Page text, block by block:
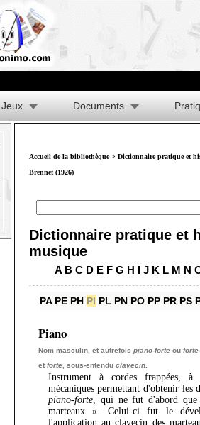
Jeux Documents
Accueil de la bibliothèque> Dictionnaire pratique et
Brennet (1926)
Dictionnaire pratique et
musique
A B C D E F G H I J K L M N
PA PE PH PI PL PN PO PP PR PS
Piano
Nom masculin, et autrefois piano-forteou
et forte, sous-entendu clavecin.
Instrument à cordes frappées,
mécaniques permettant d'obtenir les
piano-forte, qui ne fut d'abord
marteaux ». Celui-ci fut le
l'application au clavecin des